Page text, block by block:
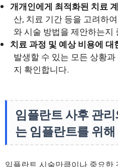
개개인에게 최적화된 치료
산, 치료 기간 등을 고려하
와 시술 방법을 제안하는지
치료 과정 및 예상 비용에 대
발생할 수 있는 모든 상황
지 확인합니다.
임플란트 사후 관
는 임플란트를 위해
임플란트 시술만큼이나 중요한